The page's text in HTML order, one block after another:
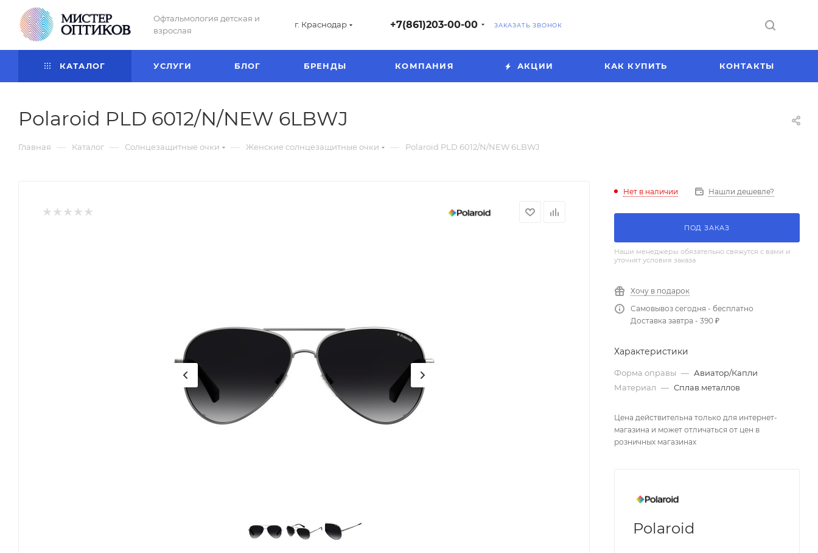
Офтальмология детская и
взрослая
г. Краснодар +7(861)203-00-00 ЗАКАЗАТЬ ЗВОНОК
КАТАЛОГ УСЛУГИ БЛОГ БРЕНДЫ КОМПАНИЯ АКЦИИ КАК КУПИТЬ КОНТАКТЫ
Polaroid PLD 6012/N/NEW 6LBWJ
Главная — Каталог — Солнцезащитные очки — Женские солнцезащитные очки — Polaroid PLD 6012/N/NEW 6LBWJ
Нет в наличии Нашли дешевле?
ПОД ЗАКАЗ
Наши менеджеры обязательно свяжутся с вами и
уточнят условия заказа
Хочу в подарок
Самовывоз сегодня - бесплатно
Доставка завтра - 390 ₽
Характеристики
Форма оправы — Авиатор/Капли
Материал — Сплав металлов
Цена действительна только для интернет-
магазина и может отличаться от цен в
розничных магазинах
Polaroid